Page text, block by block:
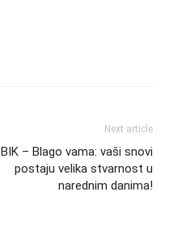
Next article
BIK – Blago vama: vaši snovi
postaju velika stvarnost u
narednim danima!